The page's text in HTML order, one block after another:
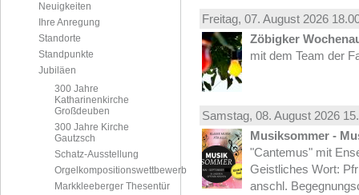
Neuigkeiten
Ihre Anregung
Standorte
Standpunkte
Jubiläen
300 Jahre
Katharinenkirche
Großdeuben
300 Jahre Kirche
Gautzsch
Schatz-Ausstellung
Orgelkompositionswettbewerb
Markkleeberger Thesentür
Freitag, 07. August 2026
Zöbigker
mit dem Team der
Samstag, 08. August 2026
Musiksommer -
"Cantemus" mit
Geistliches Wort:
anschl.